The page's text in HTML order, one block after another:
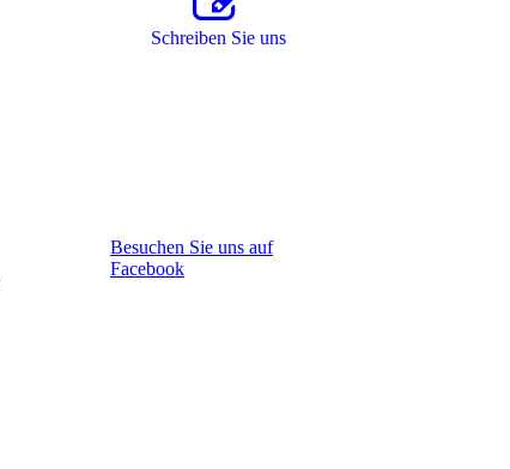
Schreiben Sie uns
Besuchen Sie uns auf
Facebook